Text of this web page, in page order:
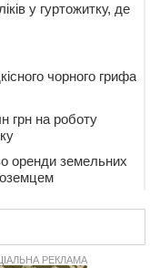
у гуртожитку, де
чорного грифа
грн на роботу
оренди земельних
Prize Ukraine 2026
у Черкасах
людей поважного
РЕКЛАМА